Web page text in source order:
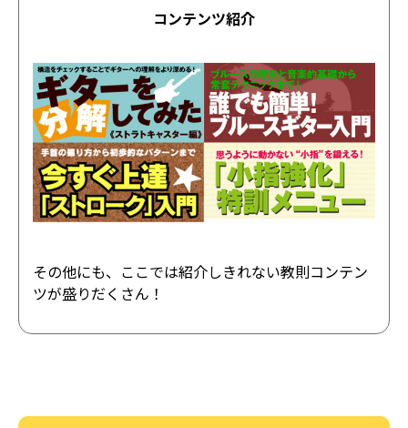
コンテンツ紹介
その他にも、ここでは紹介しきれない教則コンテン
ツが盛りだくさん！